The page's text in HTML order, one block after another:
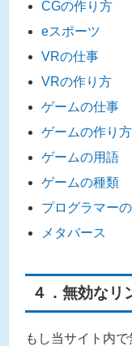
CGの作り方
eスポーツ
VRの仕事
VRの作り方
ゲームの仕事
ゲームの作り方
ゲームの用語
ゲームの種類
プログラマー
メタバース
４．無効なリ
もし当サイト内